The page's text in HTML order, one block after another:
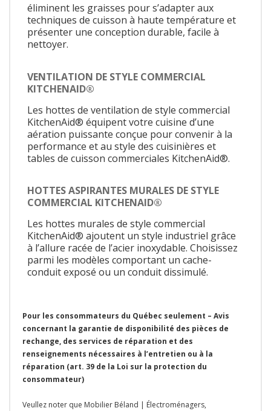
éliminent les graisses pour s’adapter aux
techniques de cuisson à haute température et
présenter une conception durable, facile à
nettoyer.
VENTILATION DE STYLE COMMERCIAL
KITCHENAID®
Les hottes de ventilation de style commercial
KitchenAid® équipent votre cuisine d’une
aération puissante conçue pour convenir à la
performance et au style des cuisinières et
tables de cuisson commerciales KitchenAid®.
HOTTES ASPIRANTES MURALES DE STYLE
COMMERCIAL KITCHENAID®
Les hottes murales de style commercial
KitchenAid® ajoutent un style industriel grâce
à l’allure racée de l’acier inoxydable. Choisissez
parmi les modèles comportant un cache-
conduit exposé ou un conduit dissimulé.
Pour les consommateurs du Québec seulement – Avis
concernant la garantie de disponibilité des pièces de
rechange, des services de réparation et des
renseignements nécessaires à l’entretien ou à la
réparation (art. 39 de la Loi sur la protection du
consommateur)
Veullez noter que Mobilier Béland | Électroménagers,